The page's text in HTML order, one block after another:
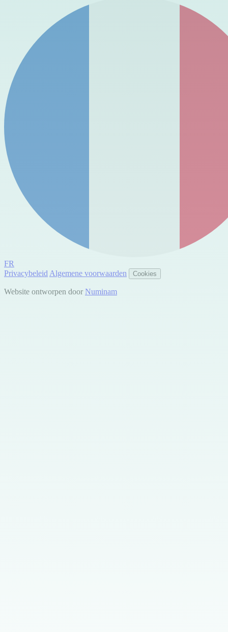
FR
Privacybeleid Algemene voorwaarden Cookies
Website ontworpen door Numinam